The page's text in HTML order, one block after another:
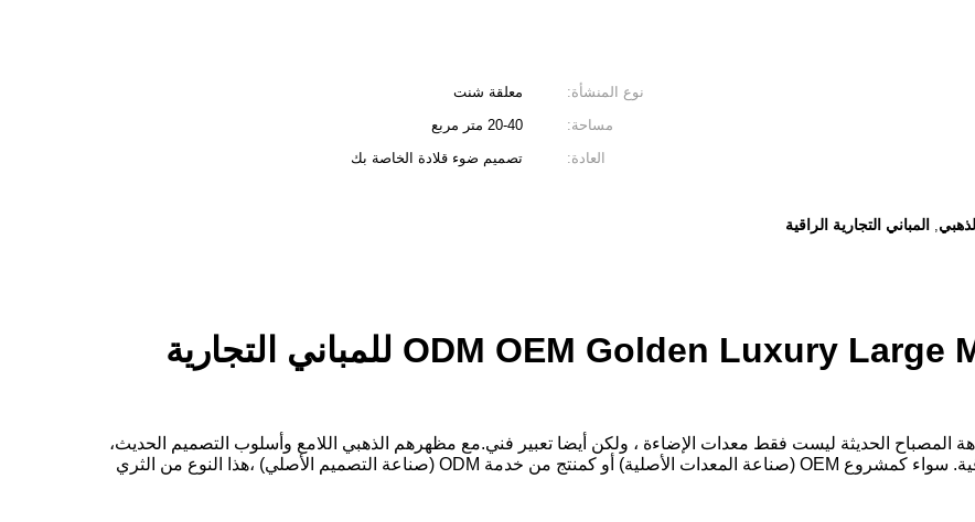
نوع المنشأة:
معلقة شنت
مساحة:
20-40 متر مربع
العادة:
تصميم ضوء قلادة الخاصة بك
, المباني التجارية الراقية
ODM OEM Golden Luxury Large Modern Entry Chandeliers للمباني التجارية
المصباح الحديثة ليست فقط معدات الإضاءة ، ولكن أيضا تعبير فني.مع مظهرهم الذهبي اللامع وأسلوب التصميم الحديث،
هذه الشمعدانات هي الديكور المثالي للمساحات الدخول الراقية. سواء كمشروع OEM (صناعة المعدات الأصلية) أو كمنتج من خدمة ODM (صناعة التصميم الأصلي) ،هذا النوع من الثري